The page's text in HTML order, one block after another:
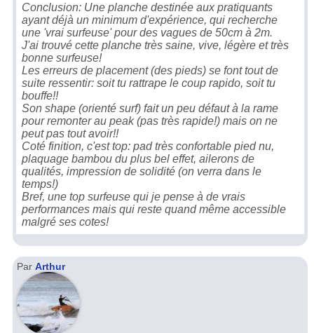
Conclusion: Une planche destinée aux pratiquants
ayant déjà un minimum d'expérience, qui recherche
une 'vrai surfeuse' pour des vagues de 50cm à 2m.
J'ai trouvé cette planche très saine, vive, légère et très
bonne surfeuse!
Les erreurs de placement (des pieds) se font tout de
suite ressentir: soit tu rattrape le coup rapido, soit tu
bouffe!!
Son shape (orienté surf) fait un peu défaut à la rame
pour remonter au peak (pas très rapide!) mais on ne
peut pas tout avoir!!
Coté finition, c'est top: pad très confortable pied nu,
plaquage bambou du plus bel effet, ailerons de
qualités, impression de solidité (on verra dans le
temps!)
Bref, une top surfeuse qui je pense à de vrais
performances mais qui reste quand même accessible
malgré ses cotes!
Par Arthur